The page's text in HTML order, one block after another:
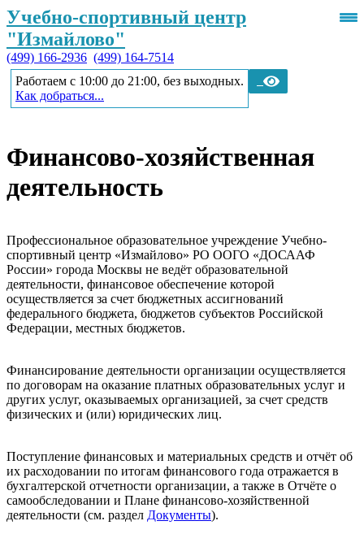
Учебно-спортивный центр
"Измайлово"
(499) 166-2936 (499) 164-7514
Работаем с 10:00 до 21:00, без выходных.
Как добраться...
Финансово-хозяйственная
деятельность
Профессиональное образовательное учреждение Учебно-
спортивный центр «Измайлово» РО ООГО «ДОСААФ
России» города Москвы не ведёт образовательной
деятельности, финансовое обеспечение которой
осуществляется за счет бюджетных ассигнований
федерального бюджета, бюджетов субъектов Российской
Федерации, местных бюджетов.
Финансирование деятельности организации осуществляется
по договорам на оказание платных образовательных услуг и
других услуг, оказываемых организацией, за счет средств
физических и (или) юридических лиц.
Поступление финансовых и материальных средств и отчёт об
их расходовании по итогам финансового года отражается в
бухгалтерской отчетности организации, а также в Отчёте о
самообследовании и Плане финансово-хозяйственной
деятельности (см. раздел Документы).